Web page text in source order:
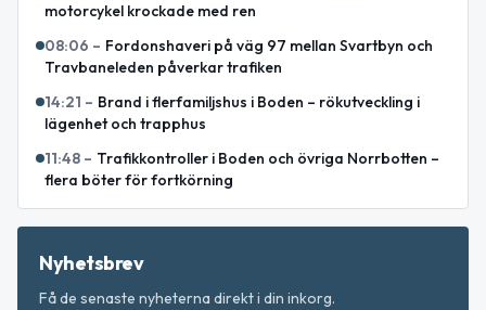
motorcykel krockade med ren
08:06 – Fordonshaveri på väg 97 mellan Svartbyn och
Travbaneleden påverkar trafiken
14:21 – Brand i flerfamiljshus i Boden – rökutveckling i
lägenhet och trapphus
11:48 – Trafikkontroller i Boden och övriga Norrbotten –
flera böter för fortkörning
Nyhetsbrev
Få de senaste nyheterna direkt i din inkorg.